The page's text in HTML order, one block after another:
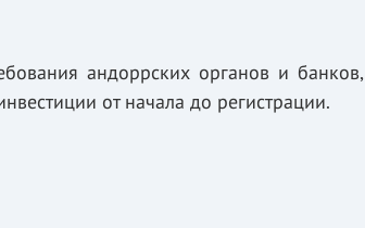
андоррских органов и банков,
от начала до регистрации.